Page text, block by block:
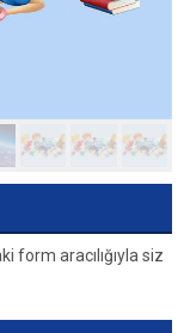
form aracılığıyla siz